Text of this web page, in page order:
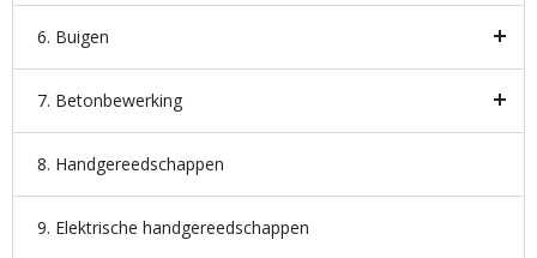
6. Buigen
7. Betonbewerking
8. Handgereedschappen
9. Elektrische handgereedschappen